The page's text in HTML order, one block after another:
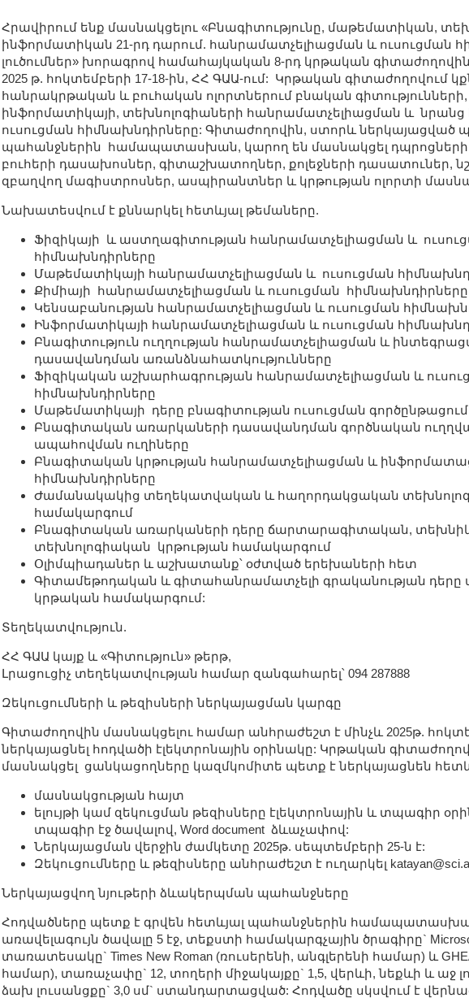
Հրավիրում ենք մասնակցելու «Բնագիտությունը, մաթեմատիկան,
ինֆորմատիկան 21-րդ դարում. հանրամատչելիացման և ուսուցման
լուծումներ» խորագրով համահայկական 8-րդ կրթական
2025 թ. հոկտեմբերի 17-18-ին, ՀՀ ԳԱԱ-ում: Կրթական գիտաժողովում
հանրակրթական և բուհական ոլորտներում բնական
ինֆորմատիկայի, տեխնոլոգիաների հանրամատչելիացման և նրանց
ուսուցման հիմնախնդիրները: Գիտաժողովին, ստորև ներկայացված
պահանջներին համապատասխան, կարող են մասնակցել դպրոցների
բուհերի դասախոսներ, գիտաշխատողներ, քոլեջների դասատուներ,
զբաղվող մագիստրոսներ, ասպիրանտներ և կրթության ոլորտի
Նախատեսվում է քննարկել հետևյալ թեմաները.
Ֆիզիկայի և աստղագիտության հանրամատչելիացման և
հիմնախնդիրները
Մաթեմատիկայի հանրամատչելիացման և ուսուցման
Քիմիայի հանրամատչելիացման և ուսուցման հիմնախնդիրները
Կենսաբանության հանրամատչելիացման և ուսուցման
Ինֆորմատիկայի հանրամատչելիացման և ուսուցման
Բնագիտություն ուղղության հանրամատչելիացման և
դասավանդման առանձնահատկությունները
Ֆիզիկական աշխարհագրության հանրամատչելիացման և
հիմնախնդիրները
Մաթեմատիկայի դերը բնագիտության ուսուցման գործընթացում
Բնագիտական առարկաների դասավանդման գործնական
ապահովման ուղիները
Բնագիտական կրթության հանրամատչելիացման և
հիմնախնդիրները
Ժամանակակից տեղեկատվական և հաղորդակցական
համակարգում
Բնագիտական առարկաների դերը ճարտարագիտական,
տեխնոլոգիական կրթության համակարգում
Օլիմպիադաներ և աշխատանք՝ օժտված երեխաների հետ
Գիտամեթոդական և գիտահանրամատչելի գրականության
կրթական համակարգում:
Տեղեկատվություն.
ՀՀ ԳԱԱ կայք և «Գիտություն» թերթ,
Լրացուցիչ տեղեկատվության համար զանգահարել՝ 094 287888
Զեկուցումների և թեզիսների ներկայացման կարգը
Գիտաժողովին մասնակցելու համար անհրաժեշտ է մինչև 2025թ.
ներկայացնել հոդվածի էլեկտրոնային օրինակը: Կրթական
մասնակցել ցանկացողները կազմկոմիտե պետք է ներկայացնեն
մասնակցության հայտ
ելույթի կամ զեկուցման թեզիսները էլեկտրոնային և տպագիր
տպագիր էջ ծավալով, Word document ձևաչափով:
Ներկայացման վերջին ժամկետը 2025թ. սեպտեմբերի 25-ն է:
Զեկուցումները և թեզիսները անհրաժեշտ է ուղարկել
Ներկայացվող նյութերի ձևակերպման պահանջները
Հոդվածները պետք է գրվեն հետևյալ պահանջներին
առավելագույն ծավալը 5 էջ, տեքստի համակարգչային ծրագիրը`
տառատեսակը` Times New Roman (ռուսերենի, անգլերենի համար) և
համար), տառաչափը` 12, տողերի միջակայքը` 1,5, վերևի, նեքևի և աջ
ձախ լուսանցքը` 3,0 սմ` ստանդարտացված: Հոդվածը սկսվում է